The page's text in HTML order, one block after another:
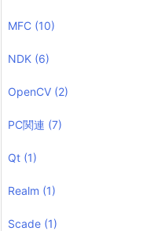
MFC (10)
NDK (6)
OpenCV (2)
PC関連 (7)
Qt (1)
Realm (1)
Scade (1)